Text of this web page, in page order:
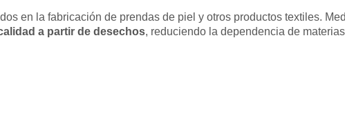
en la fabricación de prendas de piel y otros productos textiles.
a partir de desechos, reduciendo la dependencia de